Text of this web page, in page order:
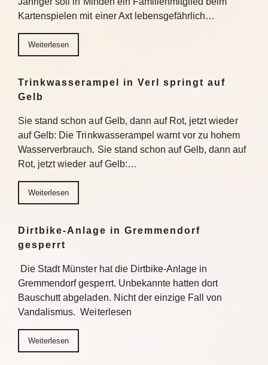
Kartenspielen mit einer Axt lebensgefährlich…
Weiterlesen
Trinkwasserampel in Verl springt auf
Gelb
Sie stand schon auf Gelb, dann auf Rot, jetzt wieder
auf Gelb: Die Trinkwasserampel warnt vor zu hohem
Wasserverbrauch. Sie stand schon auf Gelb, dann auf
Rot, jetzt wieder auf Gelb:…
Weiterlesen
Dirtbike-Anlage in Gremmendorf
gesperrt
Die Stadt Münster hat die Dirtbike-Anlage in
Gremmendorf gesperrt. Unbekannte hatten dort
Bauschutt abgeladen. Nicht der einzige Fall von
Vandalismus. Weiterlesen
Weiterlesen